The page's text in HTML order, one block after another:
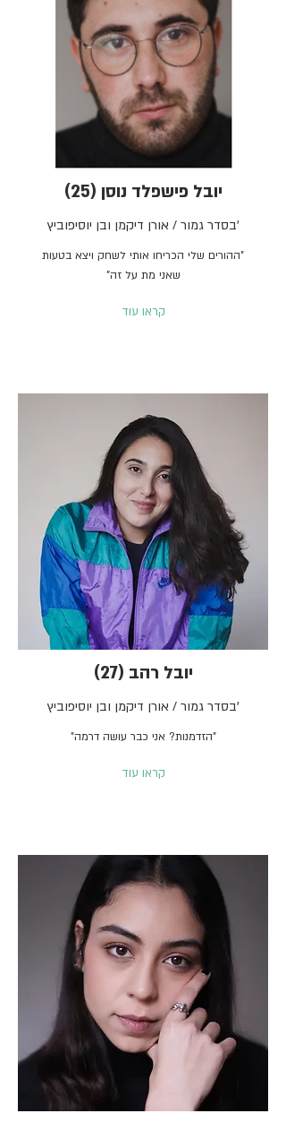
יובל פישפלד נוסן (25)
בסדר גמור / אורן דיקמן ובן יוסיפוביץ'
"ההורים שלי הכריחו אותי לשחק ויצא בטעות
שאני מת על זה"
קראו עוד
יובל רהב (27)
בסדר גמור / אורן דיקמן ובן יוסיפוביץ'
"הזדמנות? אני כבר עושה דרמה"
קראו עוד